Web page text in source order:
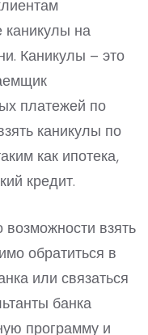
каникулы на
Каникулы – это
платежей по
каникулы по
как ипотека,
кредит.
взять
обратиться в
или связаться
банка
программу и